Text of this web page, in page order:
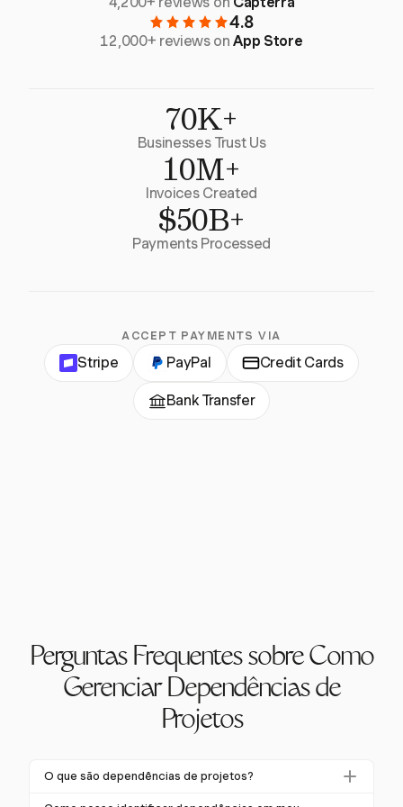
4.8
12,000+ reviews onApp Store
70K+
Businesses Trust Us
10M+
Invoices Created
$50B+
Payments Processed
ACCEPT PAYMENTS VIA
Stripe PayPal Credit Cards
Bank Transfer
Perguntas Frequentes sobre Como
Gerenciar Dependências de
Projetos
O que são dependências de projetos?
Dependências de projetos são relações entre tarefas